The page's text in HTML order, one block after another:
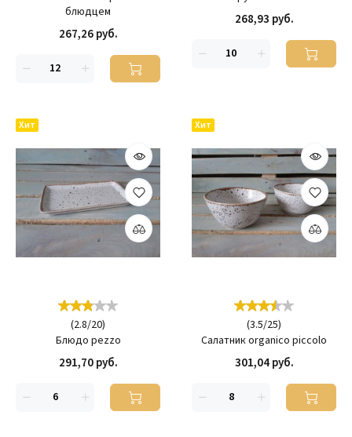
блюдцем
267,26 руб.
268,93 руб.
Хит
(2.8/20)
Блюдо pezzo
291,70 руб.
Хит
(3.5/25)
Салатник organico piccolo
301,04 руб.